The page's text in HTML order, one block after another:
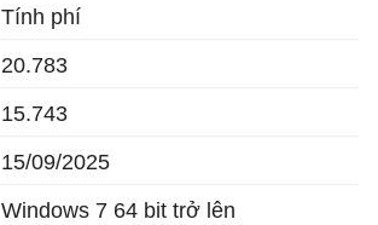
Tính phí
20.783
15.743
15/09/2025
Windows 7 64 bit trở lên